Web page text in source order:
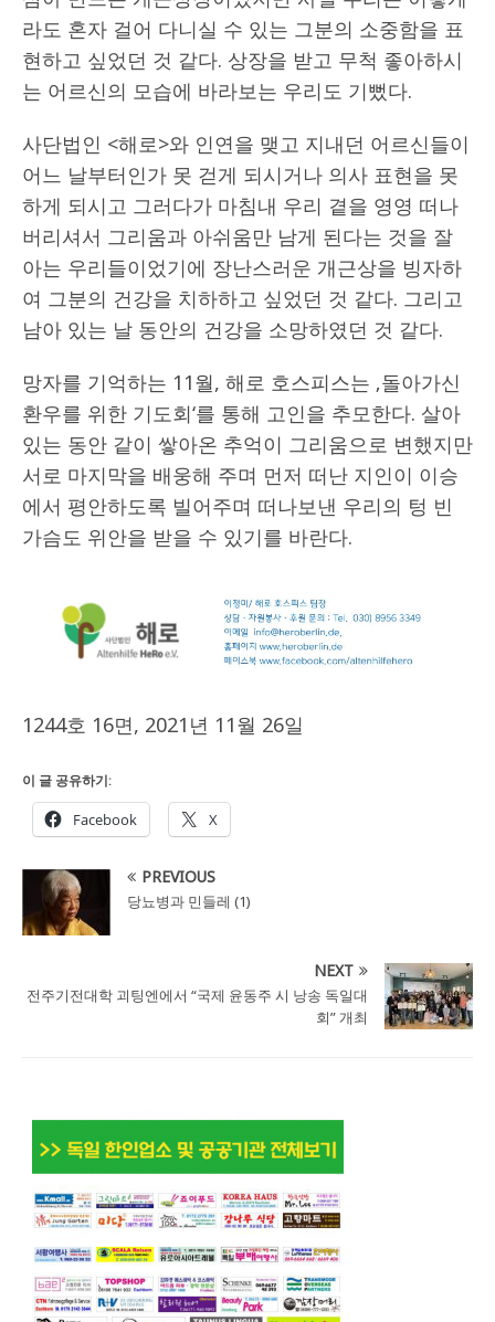
라도 혼자 걸어 다니실 수 있는 그분의 소중함을 표
현하고 싶었던 것 같다. 상장을 받고 무척 좋아하시
는 어르신의 모습에 바라보는 우리도 기뻤다.
사단법인 <해로>와 인연을 맺고 지내던 어르신들이
어느 날부터인가 못 걷게 되시거나 의사 표현을 못
하게 되시고 그러다가 마침내 우리 곁을 영영 떠나
버리셔서 그리움과 아쉬움만 남게 된다는 것을 잘
아는 우리들이었기에 장난스러운 개근상을 빙자하
여 그분의 건강을 치하하고 싶었던 것 같다. 그리고
남아 있는 날 동안의 건강을 소망하였던 것 같다.
망자를 기억하는 11월, 해로 호스피스는 ‚돌아가신
환우를 위한 기도회‘를 통해 고인을 추모한다. 살아
있는 동안 같이 쌓아온 추억이 그리움으로 변했지만
서로 마지막을 배웅해 주며 먼저 떠난 지인이 이승
에서 평안하도록 빌어주며 떠나보낸 우리의 텅 빈
가슴도 위안을 받을 수 있기를 바란다.
1244호 16면, 2021년 11월 26일
이 글 공유하기:
Facebook X
PREVIOUS
당뇨병과 민들레 (1)
NEXT
전주기전대학 괴팅엔에서 “국제 윤동주 시 낭송 독일대
회” 개최